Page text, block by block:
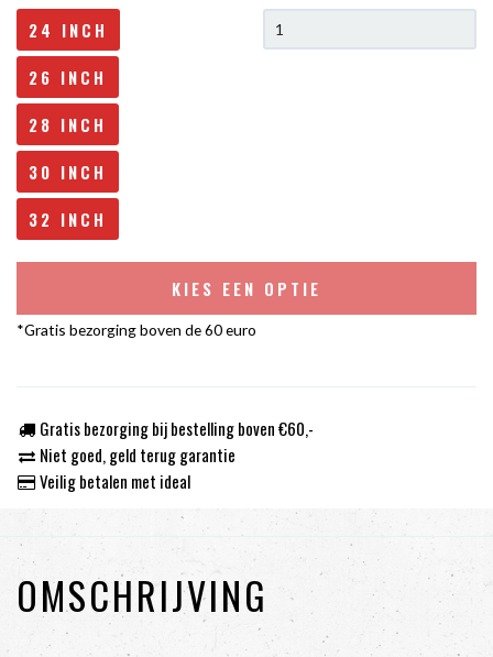
24 INCH
26 INCH
28 INCH
30 INCH
32 INCH
KIES EEN OPTIE
*Gratis bezorging boven de 60 euro
Gratis bezorging bij bestelling boven €60,-
Niet goed, geld terug garantie
Veilig betalen met ideal
OMSCHRIJVING